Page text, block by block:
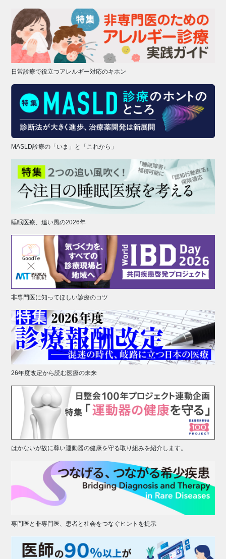
日常診療で役立つアレルギー対応のキホン
MASLD診療の「いま」と「これから」
睡眠医療、追い風の2026年
非専門医に知ってほしい診療のコツ
26年度改定から読む医療の未来
はかないが故に尊い運動器の健康を守る取り組みを紹介します。
専門医と非専門医、患者と社会をつなぐヒントを提示